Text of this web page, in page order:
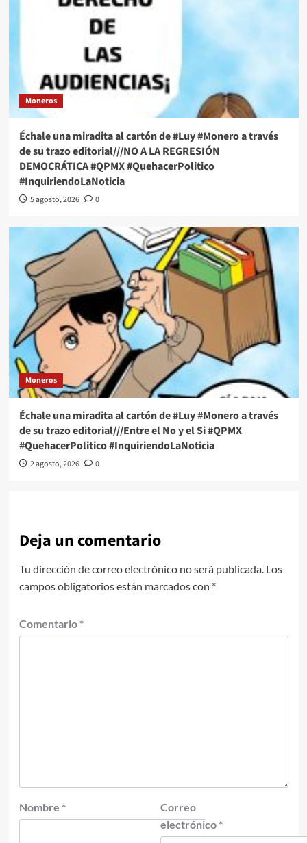
Moneros
Échale una miradita al cartón de #Luy #Monero a través
de su trazo editorial///NO A LA REGRESIÓN
DEMOCRÁTICA #QPMX #QuehacerPolitico
#InquiriendoLaNoticia
5 agosto, 2026 0
Moneros
Échale una miradita al cartón de #Luy #Monero a través
de su trazo editorial///Entre el No y el Si #QPMX
#QuehacerPolitico #InquiriendoLaNoticia
2 agosto, 2026 0
Deja un comentario
Tu dirección de correo electrónico no será publicada. Los
campos obligatorios están marcados con *
Comentario *
Nombre *
Correo
electrónico *